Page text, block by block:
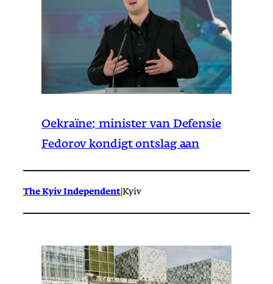
Oekraïne: minister van Defensie
Fedorov kondigt ontslag aan
The Kyiv Independent Kyiv